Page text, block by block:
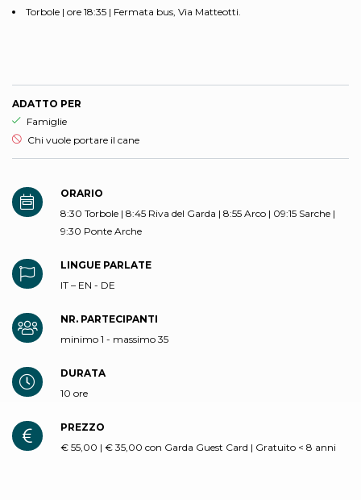
Torbole | ore 18:35 | Fermata bus, Via Matteotti.
ADATTO PER
Esperienza adatta per
Famiglie
Esperienza non adatta per
Chi vuole portare il cane
ORARIO
8:30 Torbole | 8:45 Riva del Garda | 8:55 Arco | 09:15 Sarche |
9:30 Ponte Arche
LINGUE PARLATE
IT – EN - DE
NR. PARTECIPANTI
minimo 1 - massimo 35
DURATA
10 ore
PREZZO
€ 55,00 | € 35,00 con Garda Guest Card | Gratuito < 8 anni